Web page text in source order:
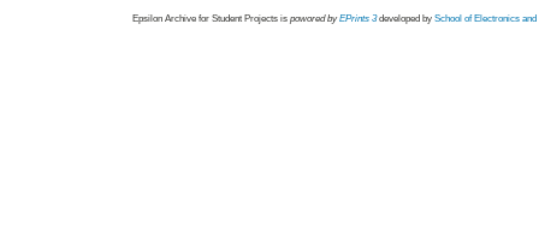
Epsilon Archive for Student Projects is powored byEPrints 3 developed by School of Electronics